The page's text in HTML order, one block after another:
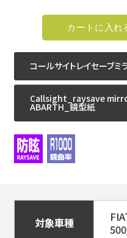
コールサイトレイセーブ
Callsight_raysave
ABARTH_鏡型紙
対象車種